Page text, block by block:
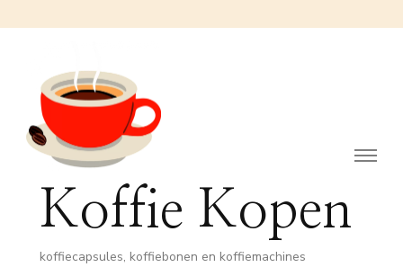
Koffie Kopen
koffiecapsules, koffiebonen en koffiemachines